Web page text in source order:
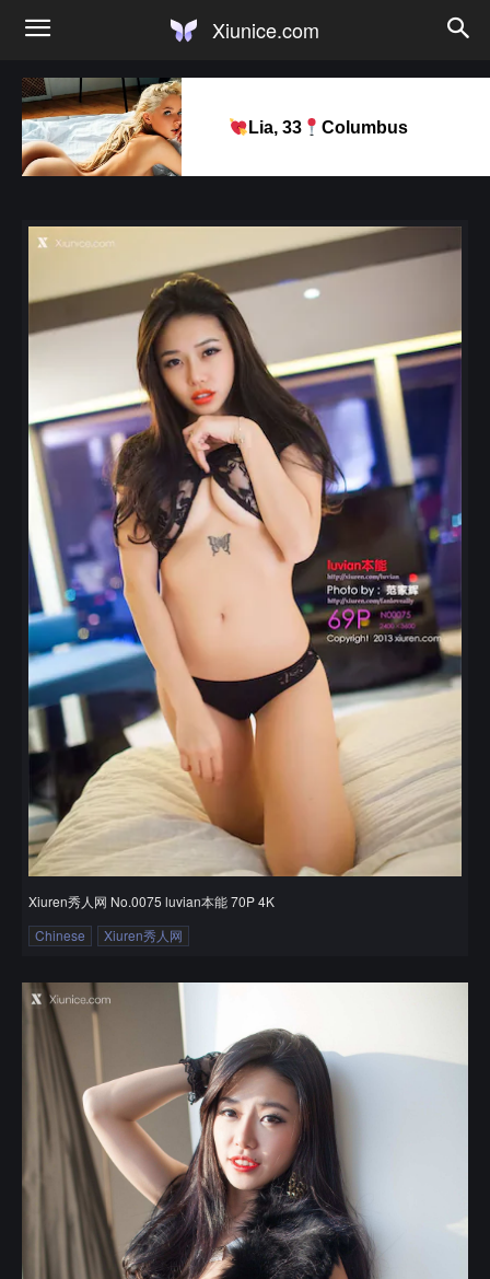
Xiunice.com
Lia, 33 Columbus
Xiuren秀人网 No.0075 luvian本能 70P 4K
Chinese
Xiuren秀人网